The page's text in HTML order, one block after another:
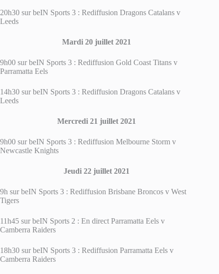
20h30 sur beIN Sports 3 : Rediffusion Dragons Catalans v
Leeds
Mardi 20 juillet 2021
9h00 sur beIN Sports 3 : Rediffusion Gold Coast Titans v
Parramatta Eels
14h30 sur beIN Sports 3 : Rediffusion Dragons Catalans v
Leeds
Mercredi 21 juillet 2021
9h00 sur beIN Sports 3 : Rediffusion Melbourne Storm v
Newcastle Knights
Jeudi 22 juillet 2021
9h sur beIN Sports 3 : Rediffusion Brisbane Broncos v West
Tigers
11h45 sur beIN Sports 2 : En direct Parramatta Eels v
Camberra Raiders
18h30 sur beIN Sports 3 : Rediffusion Parramatta Eels v
Camberra Raiders